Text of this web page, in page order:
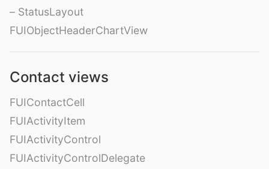
– StatusLayout
FUIObjectHeaderChartView
Contact views
FUIContactCell
FUIActivityItem
FUIActivityControl
FUIActivityControlDelegate